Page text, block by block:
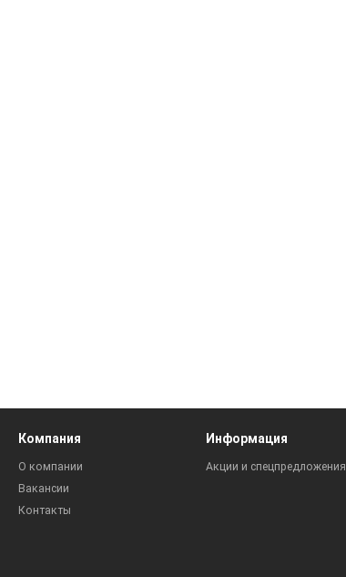
Компания
О компании
Вакансии
Контакты
Информация
Акции и спецпредложения